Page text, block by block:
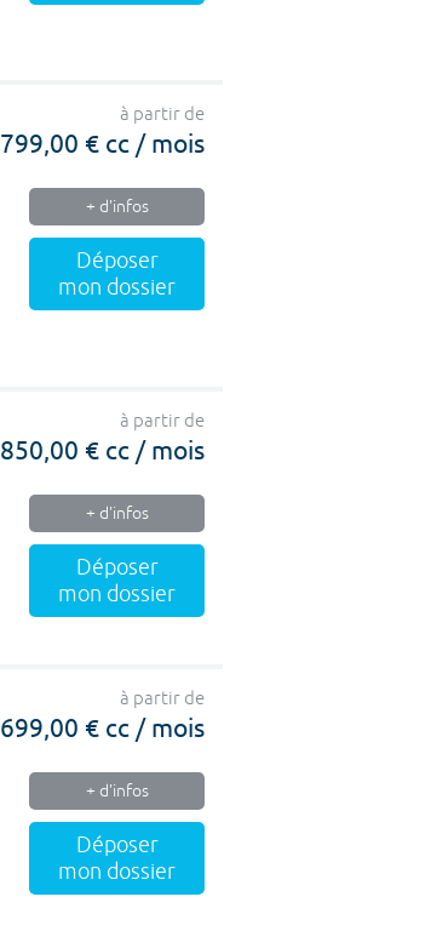
à partir de
799,00 € cc / mois
+ d'infos
Déposer
mon dossier
à partir de
850,00 € cc / mois
+ d'infos
Déposer
mon dossier
à partir de
699,00 € cc / mois
+ d'infos
Déposer
mon dossier